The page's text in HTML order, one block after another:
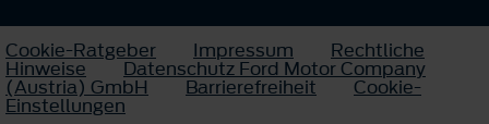
Cookie-Ratgeber Impressum Rechtliche
Hinweise Datenschutz Ford Motor Company
(Austria) GmbH Barrierefreiheit Cookie-
Einstellungen